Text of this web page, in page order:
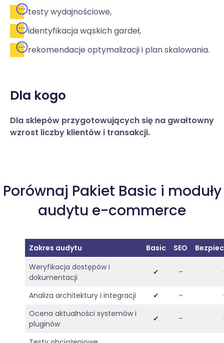
testy wydajnościowe,
identyfikacja wąskich gardeł,
rekomendacje optymalizacji i plan skalowania.
Dla kogo
Dla sklepów przygotowujących się na gwałtowny
wzrost liczby klientów i transakcji.
Porównaj Pakiet Basic i moduły
audytu e-commerce
Zakres audytu Basic SEO
Weryfikacja dostępów i
dokumentacji
✔ –
Analiza architektury i integracji ✔ –
Ocena aktualności systemów i
pluginów
✔ –